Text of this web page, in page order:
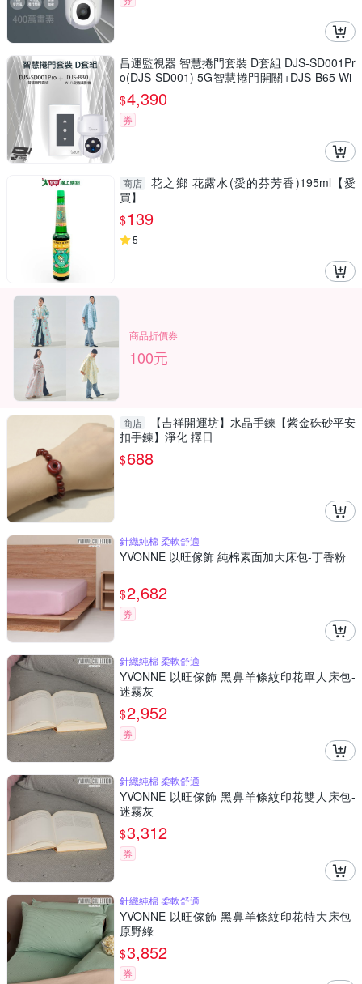
昌運監視器 智慧捲門套裝 D套組 DJS-SD001Pr
o(DJS-SD001) 5G智慧捲門開關+DJS-B65 Wi-
Fi旋轉攝影機
$4,390
券
商店
花之鄉 花露水(愛的芬芳香)195ml【愛
買】
$139
5
商品折價券
100元
商店
【吉祥開運坊】水晶手鍊【紫金硃砂平安
扣手鍊】淨化 擇日
$688
針織純棉 柔軟舒適
YVONNE 以旺傢飾 純棉素面加大床包-丁香粉
$2,682
券
針織純棉 柔軟舒適
YVONNE 以旺傢飾 黑鼻羊條紋印花單人床包-
迷霧灰
$2,952
券
針織純棉 柔軟舒適
YVONNE 以旺傢飾 黑鼻羊條紋印花雙人床包-
迷霧灰
$3,312
券
針織純棉 柔軟舒適
YVONNE 以旺傢飾 黑鼻羊條紋印花特大床包-
原野綠
$3,852
券